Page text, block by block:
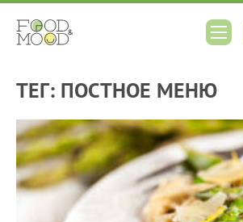
ТЕГ: ПОСТНОЕ МЕНЮ